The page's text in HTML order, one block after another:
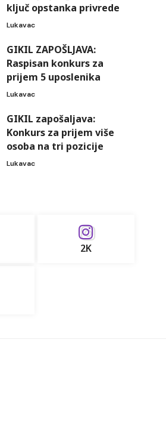
ključ opstanka privrede
Lukavac
GIKIL ZAPOŠLJAVA:
Raspisan konkurs za
prijem 5 uposlenika
Lukavac
GIKIL zapošaljava:
Konkurs za prijem više
osoba na tri pozicije
Lukavac
2K